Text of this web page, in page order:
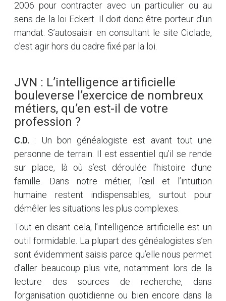
2006 pour contracter avec un particulier ou au
sens de la loi Eckert. Il doit donc être porteur d’un
mandat. S’autosaisir en consultant le site Ciclade,
c’est agir hors du cadre fixé par la loi.
JVN : L’intelligence artificielle
bouleverse l’exercice de nombreux
métiers, qu’en est-il de votre
profession ?
C.D. : Un bon généalogiste est avant tout une
personne de terrain. Il est essentiel qu’il se rende
sur place, là où s’est déroulée l’histoire d’une
famille. Dans notre métier, l’œil et l’intuition
humaine restent indispensables, surtout pour
démêler les situations les plus complexes.
Tout en disant cela, l’intelligence artificielle est un
outil formidable. La plupart des généalogistes s’en
sont évidemment saisis parce qu’elle nous permet
d’aller beaucoup plus vite, notamment lors de la
lecture des sources de recherche, dans
l’organisation quotidienne ou bien encore dans la